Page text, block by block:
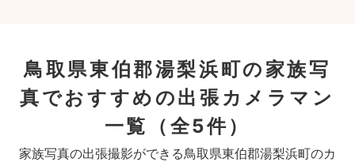
鳥取県東伯郡湯梨浜町の家族写
真でおすすめの出張カメラマン
一覧
（全5件）
家族写真の出張撮影ができる鳥取県東伯郡湯梨浜町のカ